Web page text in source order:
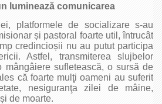
luminează comunicarea
platformele de socializare s-au
și pastoral foarte util, întrucât
credincioșii nu au putut participa
Astfel, transmiterea slujbelor
mângâiere sufletească, o sursă de
că foarte mulţi oameni au suferit
nesiguranţa zilei de mâine,
de moarte.